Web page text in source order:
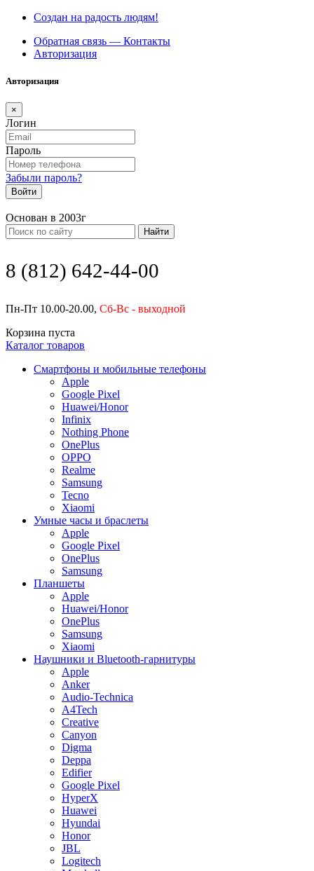
Создан на радость людям!
Обратная связь — Контакты
Авторизация
Авторизация
×
Логин
Пароль
Забыли пароль?
Войти
Основан в 2003г
Найти
8 (812) 642-44-00
Пн-Пт 10.00-20.00, Сб-Вс - выходной
Корзина пуста
Каталог товаров
Смартфоны и мобильные телефоны
Apple
Google Pixel
Huawei/Honor
Infinix
Nothing Phone
OnePlus
OPPO
Realme
Samsung
Tecno
Xiaomi
Умные часы и браслеты
Apple
Google Pixel
OnePlus
Samsung
Планшеты
Apple
Huawei/Honor
OnePlus
Samsung
Xiaomi
Наушники и Bluetooth-гарнитуры
Apple
Anker
Audio-Technica
A4Tech
Creative
Canyon
Digma
Deppa
Edifier
Google Pixel
HyperX
Huawei
Hyundai
Honor
JBL
Logitech